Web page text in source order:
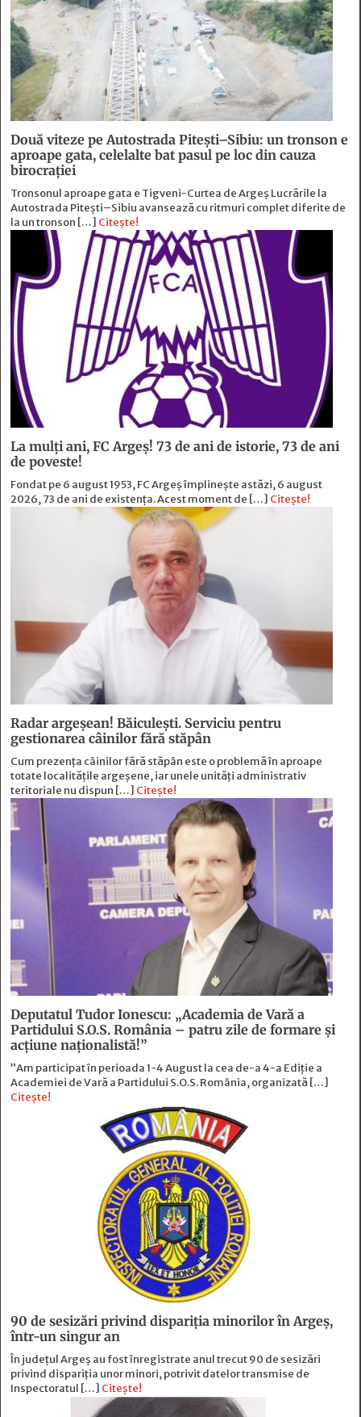
Două viteze pe Autostrada Piteşti–Sibiu: un tronson e
aproape gata, celelalte bat pasul pe loc din cauza
birocraţiei
Tronsonul aproape gata e Tigveni-Curtea de Argeș Lucrările la
Autostrada Pitești–Sibiu avansează cu ritmuri complet diferite de
la un tronson […] Citește!
La mulți ani, FC Argeș! 73 de ani de istorie, 73 de ani
de poveste!
Fondat pe 6 august 1953, FC Argeș împlinește astăzi, 6 august
2026, 73 de ani de existența. Acest moment de […] Citește!
Radar argeșean! Băiculeşti. Serviciu pentru
gestionarea câinilor fără stăpân
Cum prezența câinilor fără stăpân este o problemă în aproape
totate localitățile argeșene, iar unele unități administrativ
teritoriale nu dispun […] Citește!
Deputatul Tudor Ionescu: „Academia de Vară a
Partidului S.O.S. România – patru zile de formare şi
acţiune naţionalistă!”
”Am participat în perioada 1-4 August la cea de-a 4-a Ediție a
Academiei de Vară a Partidului S.O.S. România, organizată […]
Citește!
90 de sesizări privind dispariţia minorilor în Argeş,
într-un singur an
În județul Argeș au fost înregistrate anul trecut 90 de sesizări
privind dispariția unor minori, potrivit datelor transmise de
Inspectoratul […] Citește!